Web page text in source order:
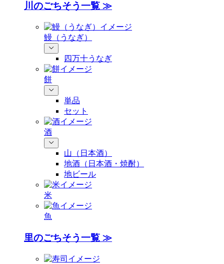
川のごちそう一覧 ≫
鰻（うなぎ）
四万十うなぎ
餅
単品
セット
酒
山（日本酒）
地酒（日本酒・焼酎）
地ビール
米
魚
里のごちそう一覧 ≫